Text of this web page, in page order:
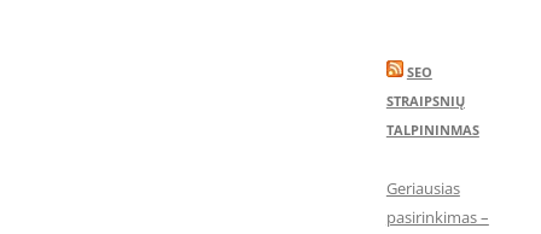
SEO
STRAIPSNIŲ
TALPININMAS
Geriausias
pasirinkimas –